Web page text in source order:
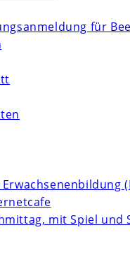
für
mit Spiel und